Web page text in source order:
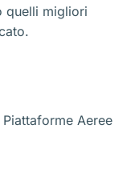
quelli migliori
Aeree